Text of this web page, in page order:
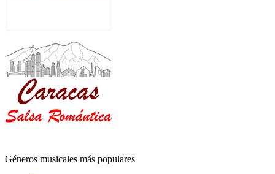
Géneros musicales más populares